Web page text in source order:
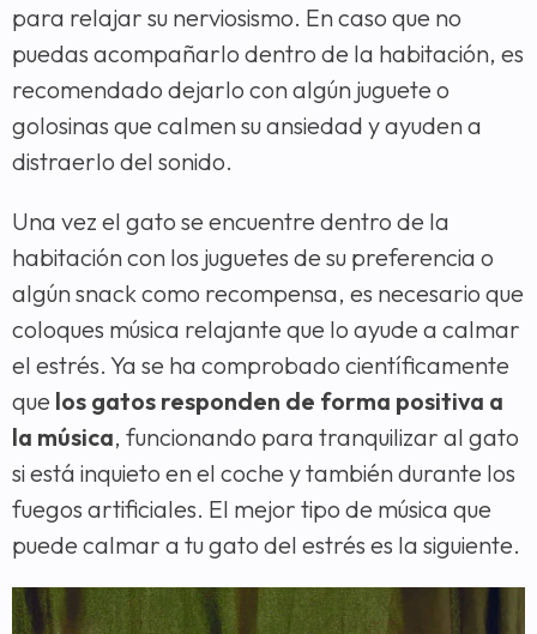
para relajar su nerviosismo. En caso que no
puedas acompañarlo dentro de la habitación, es
recomendado dejarlo con algún juguete o
golosinas que calmen su ansiedad y ayuden a
distraerlo del sonido.
Una vez el gato se encuentre dentro de la
habitación con los juguetes de su preferencia o
algún snack como recompensa, es necesario que
coloques música relajante que lo ayude a calmar
el estrés. Ya se ha comprobado científicamente
que los gatos responden de forma positiva a
la música, funcionando para tranquilizar al gato
si está inquieto en el coche y también durante los
fuegos artificiales. El mejor tipo de música que
puede calmar a tu gato del estrés es la siguiente.